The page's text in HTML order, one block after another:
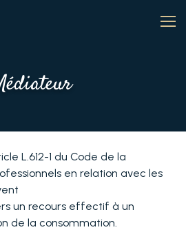
L.612-1 du Code de la
en relation avec les
un recours effectif à un
de la consommation.